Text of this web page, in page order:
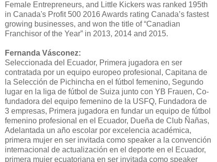
Female Entrepreneurs, and Little Kickers was ranked 195th
in Canada's Profit 500 2016 Awards rating Canada’s fastest
growing businesses, and won the title of “Canadian
Franchisor of the Year” in 2013, 2014 and 2015.
Fernanda Vásconez:
Seleccionada del Ecuador, Primera jugadora en ser
contratada por un equipo europeo profesional, Capitana de
la Selección de Pichincha en el fútbol femenino, Segundo
lugar en la liga de fútbol de Suiza junto con YB Frauen, Co-
fundadora del equipo femenino de la USFQ, Fundadora de
3 empresas, Primera jugadora en fundar un equipo de fútbol
femenino profesional en el Ecuador, Dueña de Club Ñañas,
Adelantada un año escolar por excelencia académica,
primera mujer en ser invitada como speaker a la convención
internacional de actualización en el deporte en el Ecuador,
primera mujer ecuatoriana en ser invitada como speaker